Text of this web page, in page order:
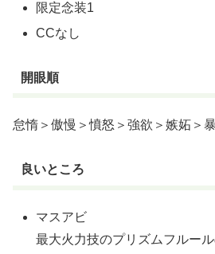
限定念装1
CCなし
開眼順
怠惰＞傲慢＞憤怒＞強欲＞嫉妬＞
良いところ
マスアビ
最大火力技のプリズムフルー